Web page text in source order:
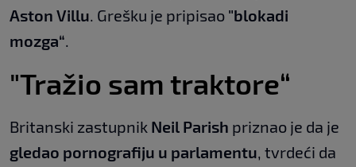
Aston Villu . Grešku je pripisao "blokadi
mozga“
"Tražio sam traktore“
Britanski zastupnik Neil Parish priznao je da je
gledao pornografiju u parlamentu , tvrdeći da